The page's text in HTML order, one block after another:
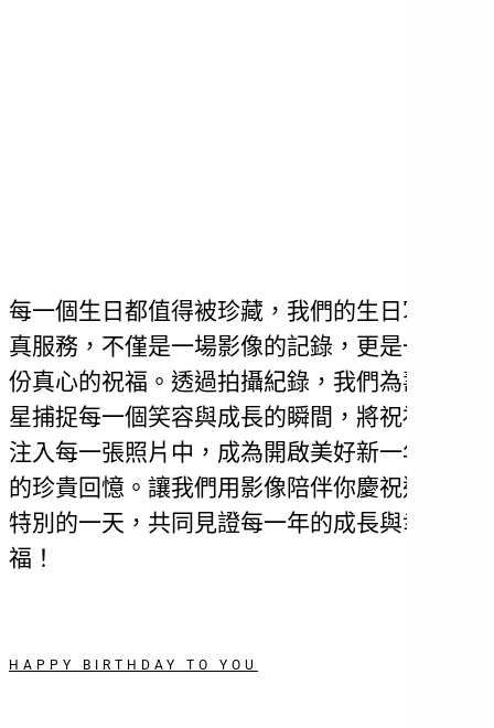
每一個生日都值得被珍藏，我們的生日寫
真服務，不僅是一場影像的記錄，更是一
份真心的祝福。透過拍攝紀錄，我們為壽
星捕捉每一個笑容與成長的瞬間，將祝福
注入每一張照片中，成為開啟美好新一年
的珍貴回憶。讓我們用影像陪伴你慶祝這
特別的一天，共同見證每一年的成長與幸
福！
HAPPY BIRTHDAY TO YOU